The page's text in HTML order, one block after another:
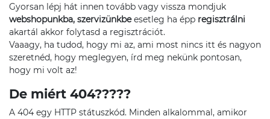
Gyorsan lépj hát innen tovább vagy vissza mondjuk
webshopunkba, szervizünkbeesetleg ha épp regisztrálni
akartál akkor folytasd a regisztrációt.
Vaaagy, ha tudod, hogy mi az, ami most nincs itt és nagyon
szeretnéd, hogy meglegyen, írd meg nekünk pontosan,
hogy mi volt az!
De miért 404?????
A 404 egy HTTP státuszkód. Minden alkalommal, amikor